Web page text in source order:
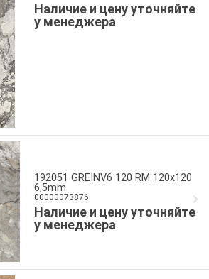
Наличие и цену уточняйте
у менеджера
192051 GREINV6 120 RM 120x120
6,5mm
00000073876
Наличие и цену уточняйте
у менеджера